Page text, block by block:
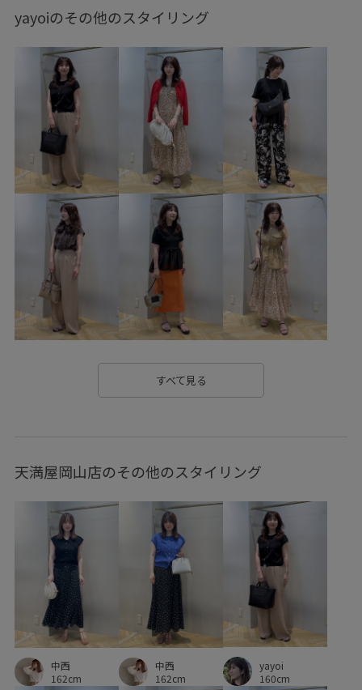
GGX26010 24SS40 24SS_ROPÉ
BAILA_WEB掲載 outer_pickup ROPÉ LIGHT OUTER
rope2000 ROPÉ_2BUY ROPÉ_G.W. SPECIAL SALE
ROPÉ_RECOMMEND BOTTOMS ROPÉ_SETUP
ROPÉ_おすすめインナー ROPÉ_オフィスカジュアル
SALE setup_pickup WOMEN_再値下げアイテム
きれいめ さらっと着れる アイコニック
インパクトがある エッジィ エレガント オリジナル
カジュアル カッティング カットソー
カットソー素材 キャメル ゴム仕様 サテン
スッキリ ストラップ ストレスフリー
セットアップ セットアップ対象商品 タック
タンクトップ チェーン デザインがポイント
デザイン性 トングサンダル トートバッグ
ドライ ドライタッチ ドルマンスリーブ
ドローコード ニット バランスが良い フォーマル
フラットサンダル ブラウス ブラック ポリエステル
yayoiのその他のスタイリング
すべて見る
天満屋岡山店のその他のスタイリング
中西
162cm
中西
162cm
yayoi
160cm